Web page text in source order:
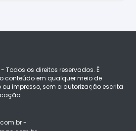
Todos os direitos reservados. É
conteúdo em qualquer meio de
impresso, sem a autorização escrita
-